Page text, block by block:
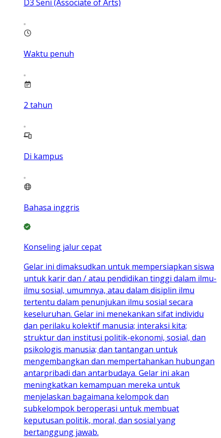
D3 Seni (Associate of Arts)
Waktu penuh
2 tahun
Di kampus
Bahasa inggris
Konseling jalur cepat
Gelar ini dimaksudkan untuk mempersiapkan siswa
untuk karir dan / atau pendidikan tinggi dalam ilmu-
ilmu sosial, umumnya, atau dalam disiplin ilmu
tertentu dalam penunjukan ilmu sosial secara
keseluruhan. Gelar ini menekankan sifat individu
dan perilaku kolektif manusia; interaksi kita;
struktur dan institusi politik-ekonomi, sosial, dan
psikologis manusia; dan tantangan untuk
mengembangkan dan mempertahankan hubungan
antarpribadi dan antarbudaya. Gelar ini akan
meningkatkan kemampuan mereka untuk
menjelaskan bagaimana kelompok dan
subkelompok beroperasi untuk membuat
keputusan politik, moral, dan sosial yang
bertanggung jawab.